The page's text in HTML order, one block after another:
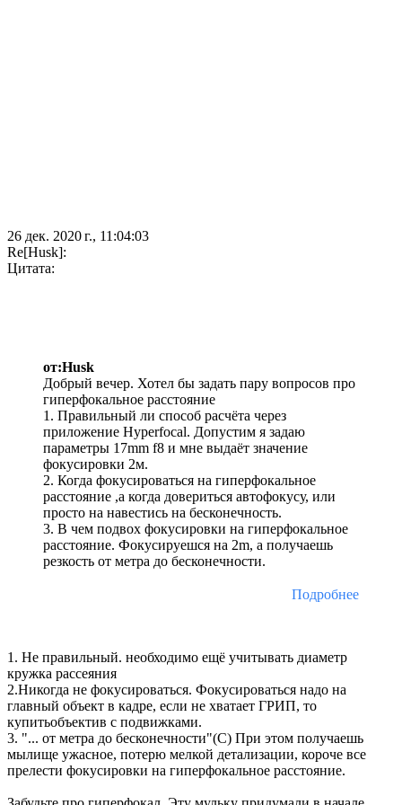
26 дек. 2020 г., 11:04:03
Re[Husk]:
Цитата:
от:Husk
Добрый вечер. Хотел бы задать пару вопросов про
гиперфокальное расстояние
1. Правильный ли способ расчёта через
приложение Hyperfocal. Допустим я задаю
параметры 17mm f8 и мне выдаёт значение
фокусировки 2м.
2. Когда фокусироваться на гиперфокальное
расстояние ,а когда довериться автофокусу, или
просто на навестись на бесконечность.
3. В чем подвох фокусировки на гиперфокальное
расстояние. Фокусируешся на 2m, а получаешь
резкость от метра до бесконечности.
Подробнее
1. Не правильный. необходимо ещё учитывать диаметр
кружка рассеяния
2.Никогда не фокусироваться. Фокусироваться надо на
главный объект в кадре, если не хватает ГРИП, то
купитьобъектив с подвижками.
3. "... от метра до бесконечности"(С) При этом получаешь
мылище ужасное, потерю мелкой детализации, короче все
прелести фокусировки на гиперфокальное расстояние.